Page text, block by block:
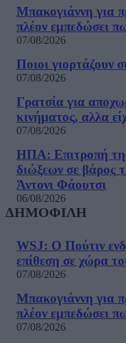
Μπακογιάννη για
πλέον εμπεδώσει
07/08/2026
Ποιοι γιορτάζουν
07/08/2026
Γρατσία για
κινήματος, αλλα
07/08/2026
ΗΠΑ: Επιτροπή
διώξεων σε βάρος
Άντονι Φάουτσι
06/08/2026
ΔΗΜΟΦΙΛΗ
WSJ: Ο Πούτιν
επίθεση σε χώρα
07/08/2026
Μπακογιάννη για
πλέον εμπεδώσει
07/08/2026